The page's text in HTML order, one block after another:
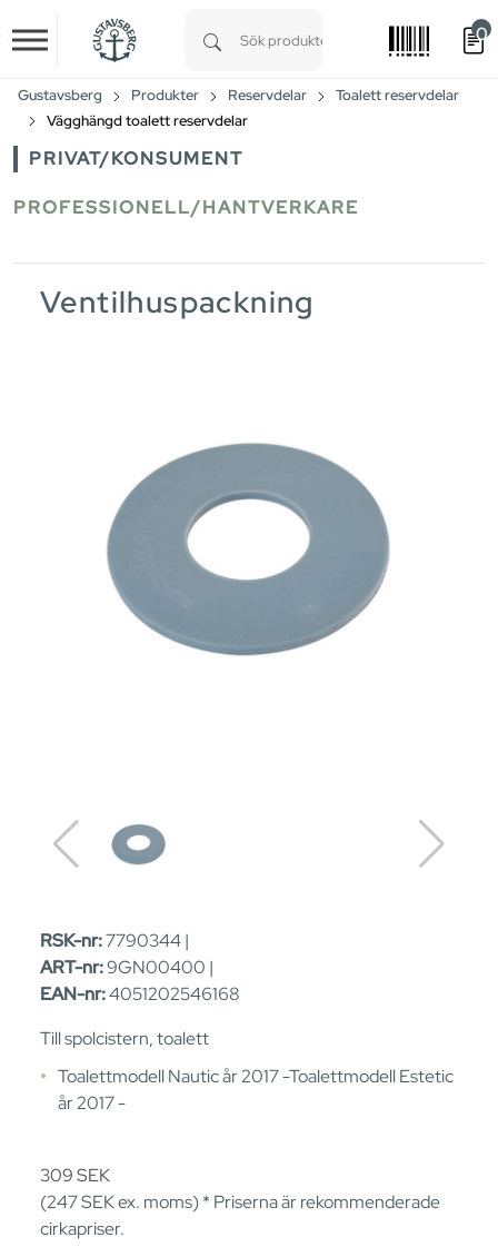
Skip to main content
0
Gustavsberg Produkter Reservdelar
Toalett reservdelar
Vägghängd toalett reservdelar
PRIVAT/KONSUMENT
PROFESSIONELL/HANTVERKARE
Ventilhuspackning
RSK-nr:7790344 |
ART-nr:9GN00400 |
EAN-nr:4051202546168
Till spolcistern, toalett
Toalettmodell Nautic år 2017 -Toalettmodell Estetic
år 2017 -
309SEK
(247SEKex. moms) * Priserna är rekommenderade
cirkapriser.